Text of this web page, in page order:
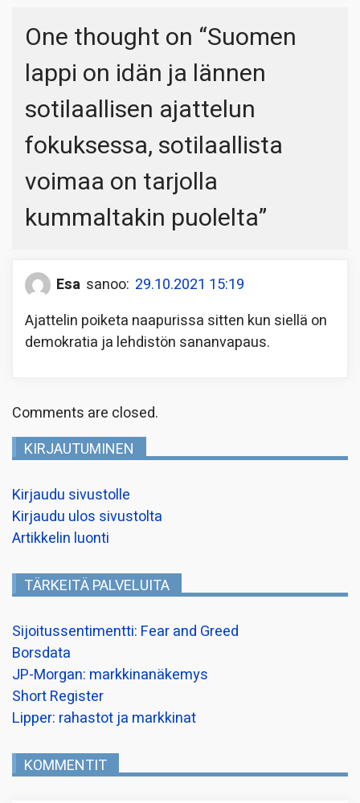
One thought on “Suomen
lappi on idän ja lännen
sotilaallisen ajattelun
fokuksessa, sotilaallista
voimaa on tarjolla
kummaltakin puolelta”
Esa sanoo: 29.10.2021 15:19
Ajattelin poiketa naapurissa sitten kun siellä on
demokratia ja lehdistön sananvapaus.
Comments are closed.
KIRJAUTUMINEN
Kirjaudu sivustolle
Kirjaudu ulos sivustolta
Artikkelin luonti
TÄRKEITÄ PALVELUITA
Sijoitussentimentti: Fear and Greed
Borsdata
JP-Morgan: markkinanäkemys
Short Register
Lipper: rahastot ja markkinat
KOMMENTIT